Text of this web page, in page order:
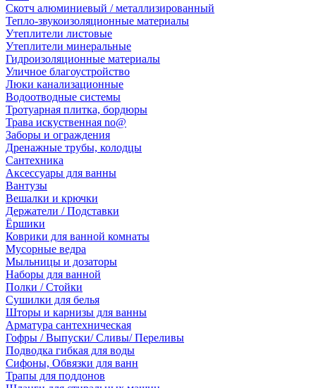
Скотч алюминиевый / металлизированный
Тепло-звукоизоляционные материалы
Утеплители листовые
Утеплители минеральные
Гидроизоляционные материалы
Уличное благоустройство
Люки канализационные
Водоотводные системы
Тротуарная плитка, бордюры
Трава искуственная no@
Заборы и ограждения
Дренажные трубы, колодцы
Сантехника
Аксессуары для ванны
Вантузы
Вешалки и крючки
Держатели / Подставки
Ёршики
Коврики для ванной комнаты
Мусорные ведра
Мыльницы и дозаторы
Наборы для ванной
Полки / Стойки
Сушилки для белья
Шторы и карнизы для ванны
Арматура сантехническая
Гофры / Выпуски/ Сливы/ Переливы
Подводка гибкая для воды
Сифоны, Обвязки для ванн
Трапы для поддонов